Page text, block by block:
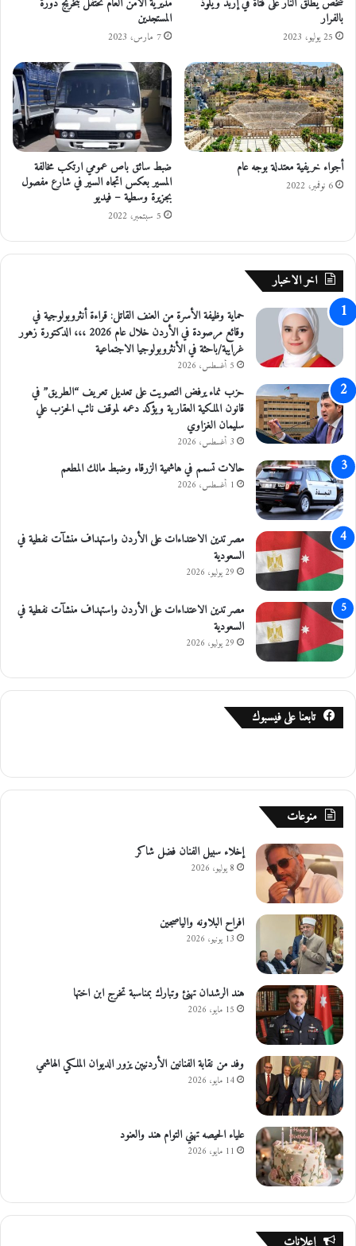
د
ا
ـ
ة
+
+
إ
ل
ى
1
ف
م
ت
ر
ق
د
ا
ت
ا
ل
ف
ن
ي
ة
ل
ي
ا
ل
و
ن
ا
ل
ج
م
ي
ل
ة
بالفرار
25 يوليو، 2023
المستجدين
7 مارس، 2023
أجواء خريفية معتدلة بوجه عام
6 نوفمبر، 2022
ضبط سائق باص عمومي ارتكب مخالفة
المسير بعكس اتجاه السير في شارع مفصول
بجزيرة وسطية – فيديو
5 سبتمبر، 2022
اخر الاخبار
حماية وظيفة الأسرة من العنف القاتل: قراءة أنثروبولوجية في
وقائع مرصودة في الأردن خلال عام 2026 ،،، الدكتورة زهور
غرايبة/باحثة في الأنثروبولوجيا الاجتماعية
5 أغسطس، 2026
حزب نماء يرفض التصويت على تعديل تعريف “الطريق” في
قانون الملكية العقارية ويؤكد دعمه لموقف نائب الحزب علي
سليمان الغزاوي
3 أغسطس، 2026
حالات تسمم في هاشمية الزرقاء وضبط مالك المطعم
1 أغسطس، 2026
مصر تدين الاعتداءات على الأردن واستهداف منشآت نفطية في
السعودية
29 يوليو، 2026
مصر تدين الاعتداءات على الأردن واستهداف منشآت نفطية في
السعودية
29 يوليو، 2026
تابعنا على فيسبوك
منوعات
إخلاء سبيل الفنان فضل شاكر
8 يوليو، 2026
افراح البلاونه والياصجين
13 يونيو، 2026
هند الرشدان تهنئ وتبارك بمناسبة تخرج ابن اختها
15 مايو، 2026
وفد من نقابة الفنانين الأردنيين يزور الديوان الملكي الهاشمي
14 مايو، 2026
علياء الحيصه تهني التوام هند والعنود
11 مايو، 2026